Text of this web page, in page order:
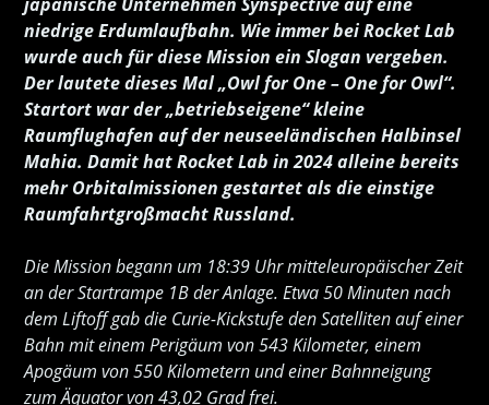
niedrige Erdumlaufbahn. Wie immer bei Rocket Lab
wurde auch für diese Mission ein Slogan vergeben.
Der lautete dieses Mal „Owl for One – One for Owl“.
Startort war der „betriebseigene“ kleine
Raumflughafen auf der neuseeländischen Halbinsel
Mahia. Damit hat Rocket Lab in 2024 alleine bereits
mehr Orbitalmissionen gestartet als die einstige
Raumfahrtgroßmacht Russland.
Die Mission begann um 18:39 Uhr mitteleuropäischer Zeit
an der Startrampe 1B der Anlage. Etwa 50 Minuten nach
dem Liftoff gab die Curie-Kickstufe den Satelliten auf einer
Bahn mit einem Perigäum von 543 Kilometer, einem
Apogäum von 550 Kilometern und einer Bahnneigung
zum Äquator von 43,02 Grad frei.